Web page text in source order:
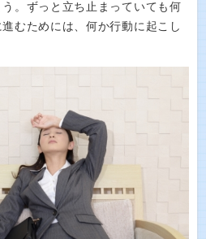
。ずっと立ち止まっていても何
むためには、何か行動に起こし